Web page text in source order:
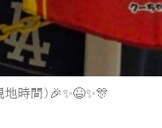
時間）🎉✨😆✨🎊